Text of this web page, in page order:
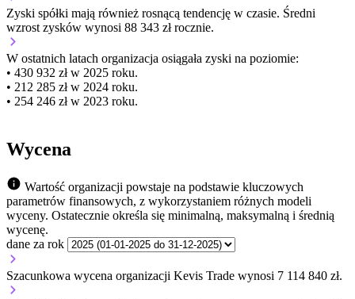
Zyski spółki mają również rosnącą tendencję w czasie. Średni
wzrost zysków wynosi 88 343 zł rocznie.
W ostatnich latach organizacja osiągała zyski na poziomie:
• 430 932 zł w 2025 roku.
• 212 285 zł w 2024 roku.
• 254 246 zł w 2023 roku.
Wycena
Wartość organizacji powstaje na podstawie kluczowych
parametrów finansowych, z wykorzystaniem różnych modeli
wyceny. Ostatecznie określa się minimalną, maksymalną i średnią
wycenę.
dane za rok
Szacunkowa wycena organizacji Kevis Trade wynosi 7 114 840 zł.